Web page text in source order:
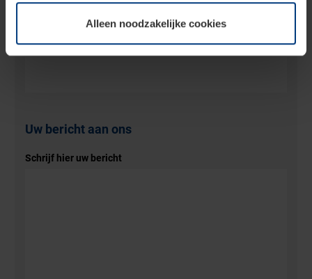
wijzigen of herroepen.Alleen noodzakelijke cookies
Telefoonnummer
Uw bericht aan ons
Schrijf hier uw bericht